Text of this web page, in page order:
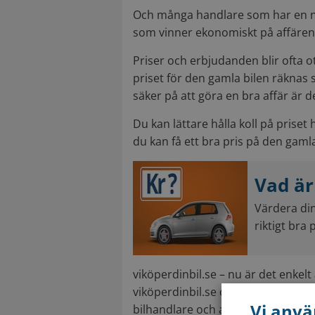
Och många handlare som har en
som vinner ekonomiskt på
Priser och erbjudanden blir ofta
priset för den gamla bilen räknas
säker på att göra en bra affär är
Du kan lättare hålla koll på priset
du kan få ett bra pris på den
Vad
Värdera
riktigt bra
viköperdinbil.se – nu är det
viköperdinbil.se om
bilhandlare och att sälja den